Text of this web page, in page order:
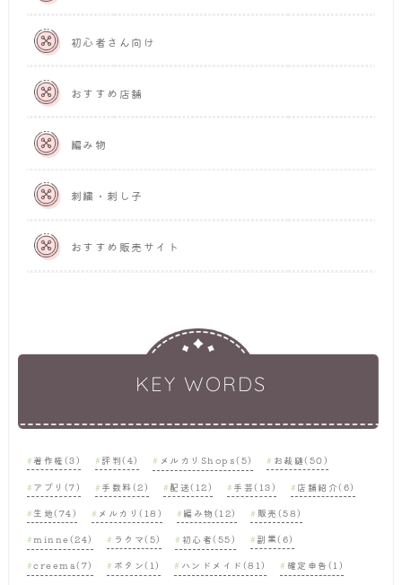
初心者さん向け
おすすめ店舗
編み物
刺繍・刺し子
おすすめ販売サイト
KEY WORDS
著作権(3) 評判(4) メルカリShops(5) お裁縫(50)
アプリ(7) 手数料(2) 配送(12) 手芸(13) 店舗紹介(6)
生地(74) メルカリ(18) 編み物(12) 販売(58)
minne(24) ラクマ(5) 初心者(55) 副業(6)
creema(7) ボタン(1) ハンドメイド(81) 確定申告(1)